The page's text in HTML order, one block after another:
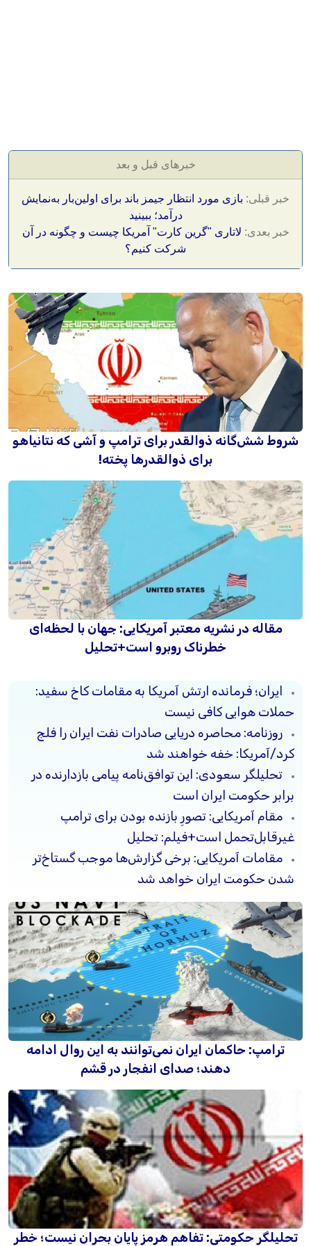
خبرهای قبل و بعد
خبر قبلی: بازی مورد انتظار جیمز باند برای اولین‌بار به‌نمایش
درآمد؛ ببینید
خبر بعدی: لاتاری "گرین کارت" آمریکا چیست و چگونه در آن
شرکت کنیم؟
شروط شش‌گانه ذوالقدر برای ترامپ و آشی که نتانیاهو
برای ذوالقدرها پخته!
مقاله در نشریه معتبر آمریکایی: جهان با لحظه‌ای
خطرناک روبرو است+تحلیل
ایران؛ فرمانده ارتش آمریکا به مقامات کاخ سفید:
حملات هوایی کافی نیست
روزنامه: محاصره دریایی صادرات نفت ایران را فلج
کرد/آمریکا: خفه خواهند شد
تحلیلگر سعودی: این توافق‌نامه پیامی بازدارنده در
برابر حکومت ایران است
مقام آمریکایی: تصورِ بازنده بودن برای ترامپ
غیرقابل‌تحمل است+فیلم: تحلیل
مقامات آمریکایی: برخی گزارش‌ها موجب گستاخ‌تر
شدن حکومت ایران خواهد شد
ترامپ: حاکمان ایران نمی‌توانند به این روال ادامه
دهند؛ صدای انفجار در قشم
تحلیلگر حکومتی: تفاهم هرمز پایان بحران نیست؛ خطر